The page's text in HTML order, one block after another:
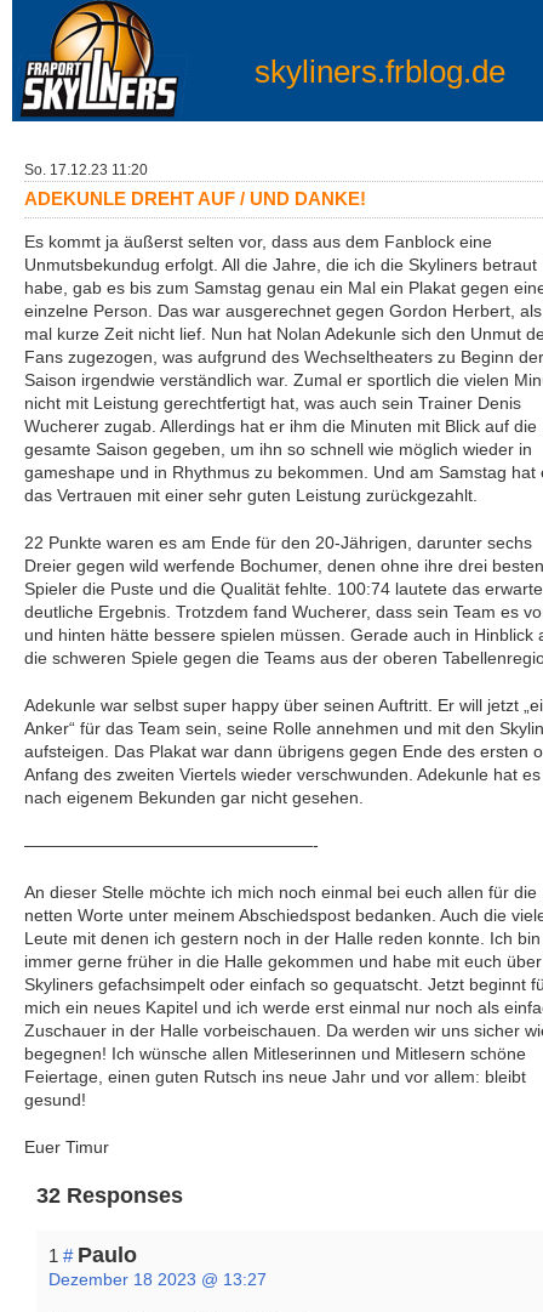
skyliners.frblog.de
So. 17.12.23 11:20
ADEKUNLE DREHT AUF / UND DANKE!
Es kommt ja äußerst selten vor, dass aus dem Fanblock eine
Unmutsbekundug erfolgt. All die Jahre, die ich die Skyliners betraut
habe, gab es bis zum Samstag genau ein Mal ein Plakat gegen
einzelne Person. Das war ausgerechnet gegen Gordon Herbert,
mal kurze Zeit nicht lief. Nun hat Nolan Adekunle sich den Unmut
Fans zugezogen, was aufgrund des Wechseltheaters zu Beginn der
Saison irgendwie verständlich war. Zumal er sportlich die vielen
nicht mit Leistung gerechtfertigt hat, was auch sein Trainer Denis
Wucherer zugab. Allerdings hat er ihm die Minuten mit Blick auf die
gesamte Saison gegeben, um ihn so schnell wie möglich wieder in
gameshape und in Rhythmus zu bekommen. Und am Samstag hat
das Vertrauen mit einer sehr guten Leistung zurückgezahlt.
22 Punkte waren es am Ende für den 20-Jährigen, darunter sechs
Dreier gegen wild werfende Bochumer, denen ohne ihre drei besten
Spieler die Puste und die Qualität fehlte. 100:74 lautete das
deutliche Ergebnis. Trotzdem fand Wucherer, dass sein Team es
und hinten hätte bessere spielen müssen. Gerade auch in Hinblick
die schweren Spiele gegen die Teams aus der oberen
Adekunle war selbst super happy über seinen Auftritt. Er will jetzt
Anker“ für das Team sein, seine Rolle annehmen und mit den
aufsteigen. Das Plakat war dann übrigens gegen Ende des ersten
Anfang des zweiten Viertels wieder verschwunden. Adekunle hat es
nach eigenem Bekunden gar nicht gesehen.
—————————————————-
An dieser Stelle möchte ich mich noch einmal bei euch allen für die
netten Worte unter meinem Abschiedspost bedanken. Auch die
Leute mit denen ich gestern noch in der Halle reden konnte. Ich bin
immer gerne früher in die Halle gekommen und habe mit euch
Skyliners gefachsimpelt oder einfach so gequatscht. Jetzt beginnt
mich ein neues Kapitel und ich werde erst einmal nur noch als
Zuschauer in der Halle vorbeischauen. Da werden wir uns sicher
begegnen! Ich wünsche allen Mitleserinnen und Mitlesern schöne
Feiertage, einen guten Rutsch ins neue Jahr und vor allem: bleibt
gesund!
Euer Timur
32 Responses
1 # Paulo
Dezember 18 2023 @ 13:27